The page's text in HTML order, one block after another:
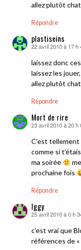
allez plutôt
Répondre
plastiseins
dit :
22 avril 2010 à 17 h
laissez donc
laissez les
allez plutôt
Répondre
Mort de rire
dit :
23 avril 2010 à 20 h
C’est
comme si
ma soirée
prochaine fois
Répondre
Iggy
dit :
25 avril 2010 à 0 h
c’est vrai que
références de «